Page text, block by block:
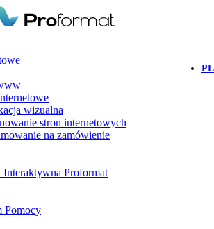
PL
wizualna
stron internetowych
na zamówienie
Interaktywna Proformat
Pomocy